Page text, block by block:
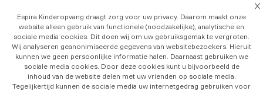
Espira Kinderopvang draagt zorg voor uw privacy. Daarom maakt onze
website alleen gebruik van functionele (noodzakelijke), analytische en
sociale media cookies. Dit doen wij om uw gebruiksgemak te vergroten.
Wij analyseren geanonimiseerde gegevens van websitebezoekers. Hieruit
kunnen we geen persoonlijke informatie halen. Daarnaast gebruiken we
sociale media cookies. Door deze cookies kunt u bijvoorbeeld de
inhoud van de website delen met uw vrienden op sociale media.
Tegelijkertijd kunnen de sociale media uw internetgedrag gebruiken voor